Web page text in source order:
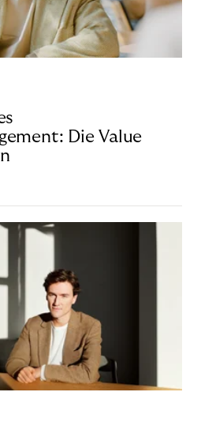
Die Value